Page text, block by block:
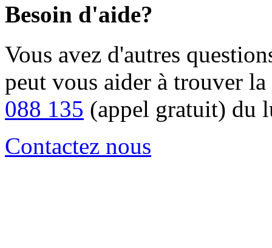
Besoin d'aide?
Vous avez d'autres
peut vous aider à trouver
088 135 (appel gratuit) du
Contactez nous